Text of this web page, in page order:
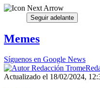
Seguir adelante
Memes
Síguenos en Google News
Actualizado el 18/02/2024,